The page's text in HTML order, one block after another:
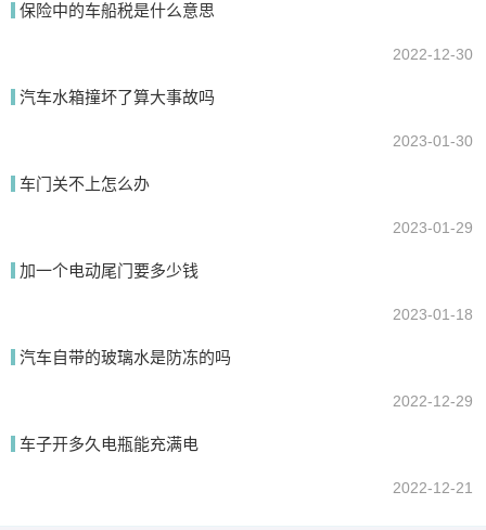
保险中的车船税是什么意思
2022-12-30
汽车水箱撞坏了算大事故吗
2023-01-30
车门关不上怎么办
2023-01-29
加一个电动尾门要多少钱
2023-01-18
汽车自带的玻璃水是防冻的吗
2022-12-29
车子开多久电瓶能充满电
2022-12-21